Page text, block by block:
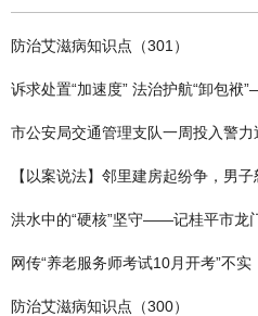
防治艾滋病知识点（301）
诉求处置“加速度” 法治护航“卸包袱
市公安局交通管理支队一周投入警
【以案说法】邻里建房起纷争，男
洪水中的“硬核”坚守——记桂平市龙
网传“养老服务师考试10月开考”不实
防治艾滋病知识点（300）